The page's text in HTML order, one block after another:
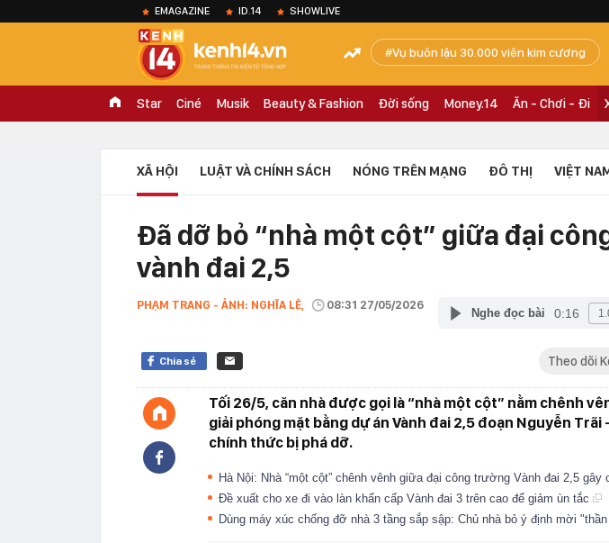
EMAGAZINE ID.14 SHOWLIVE
Vụ buôn lậu 30.000 viên kim cương
Star Ciné Musik Beauty & Fashion Đời sống Money.14 Ăn - Chơi - Đi
XÃ HỘI LUẬT VÀ CHÍNH SÁCH NÓNG TRÊN MẠNG ĐÔ THỊ VIỆT
Đã dỡ bỏ “nhà một cột” giữa đại
vành đai 2,5
PHẠM TRANG - ẢNH: NGHĨA LÊ, 08:31 27/05/2026
Nghe đọc bài 0:16
Chia sẻ Theo dõi
Tối 26/5, căn nhà được gọi là “nhà một cột” nằm chênh
giải phóng mặt bằng dự án Vành đai 2,5 đoạn Nguyễn Trãi
chính thức bị phá dỡ.
Hà Nội: Nhà “một cột” chênh vênh giữa đại công trường Vành đai 2,5 gây
Đề xuất cho xe đi vào làn khẩn cấp Vành đai 3 trên cao để giảm ùn tắc
Dùng máy xúc chống đỡ nhà 3 tầng sắp sập: Chủ nhà bỏ ý định mời